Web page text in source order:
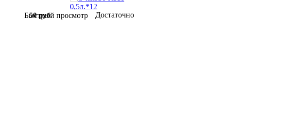
Быстрый просмотр
50 руб. Достаточно